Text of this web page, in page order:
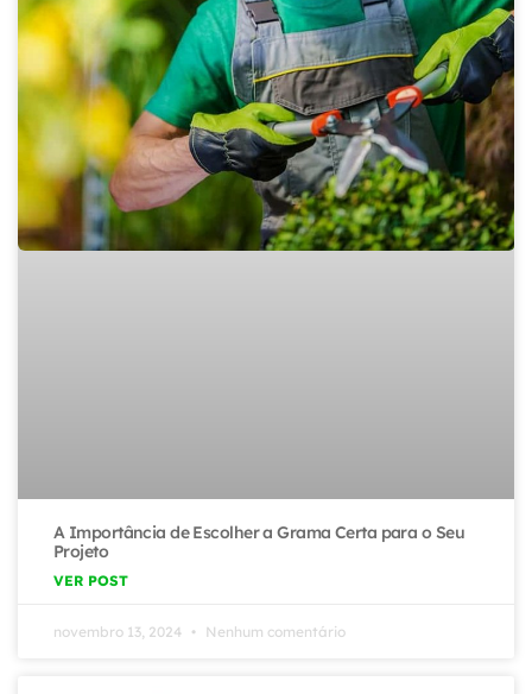
A Importância de Escolher a Grama Certa para o Seu
Projeto
VER POST
novembro 13, 2024 Nenhum comentário